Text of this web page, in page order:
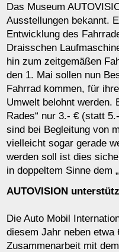
Das Museum
Ausstellungen bekannt.
Entwicklung des
Draisschen
hin zum zeitgemäßen
den 1. Mai sollen nun
Fahrrad kommen, für
Umwelt belohnt werden.
Rades“ nur 3.- € (statt
sind bei Begleitung von
vielleicht sogar gerade
werden soll ist dies
in doppeltem Sinne dem
AUTOVISION
Die Auto Mobil
diesem Jahr neben etwa
Zusammenarbeit mit